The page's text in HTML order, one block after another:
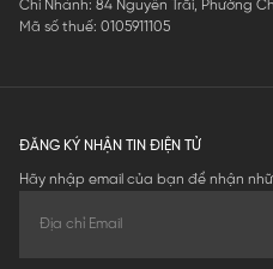
Chi Nhánh: 84 Nguyễn Trãi, Phường
Mã số thuế: 0105911105
ĐĂNG KÝ NHẬN TIN ĐIỆN TỬ
Hãy nhập email của bạn để nhận